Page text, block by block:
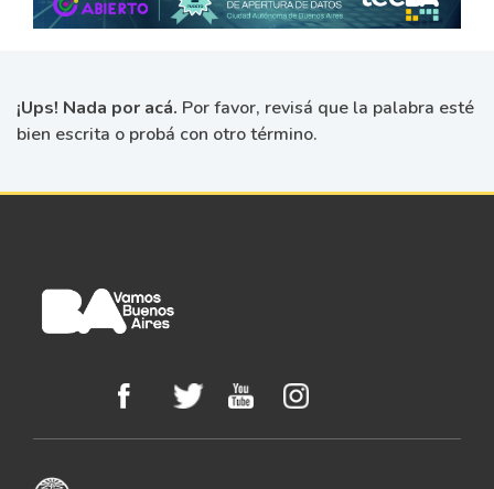
¡Ups! Nada por acá. Por favor, revisá que la palabra esté
bien escrita o probá con otro término.